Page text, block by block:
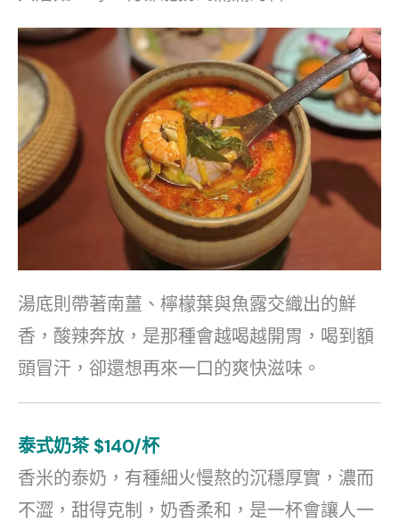
湯底則帶著南薑、檸檬葉與魚露交織出的鮮
香，酸辣奔放，是那種會越喝越開胃，喝到額
頭冒汗，卻還想再來一口的爽快滋味。
泰式奶茶 $140/杯
香米的泰奶，有種細火慢熬的沉穩厚實，濃而
不澀，甜得克制，奶香柔和，是一杯會讓人一